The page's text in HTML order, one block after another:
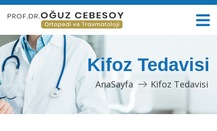
Kifoz Tedavisi
AnaSayfa Kifoz Tedavisi